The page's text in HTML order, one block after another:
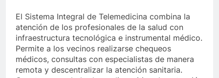
El Sistema Integral de Telemedicina combina la
atención de los profesionales de la salud con
infraestructura tecnológica e instrumental médico.
Permite a los vecinos realizarse chequeos
médicos, consultas con especialistas de manera
remota y descentralizar la atención sanitaria.